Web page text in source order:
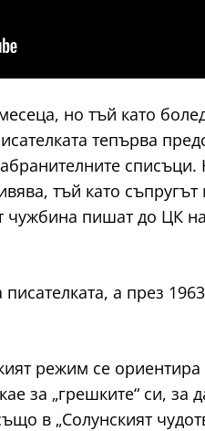
но тъй като
тепърва
тъй като
чужбина пишат до ЦК
а през
режим се
за „грешките“ си,
в „Солунският